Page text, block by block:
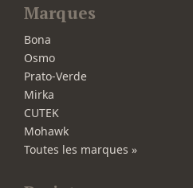
Marques
Bona
Osmo
Prato-Verde
Mirka
CUTEK
Mohawk
Toutes les marques »